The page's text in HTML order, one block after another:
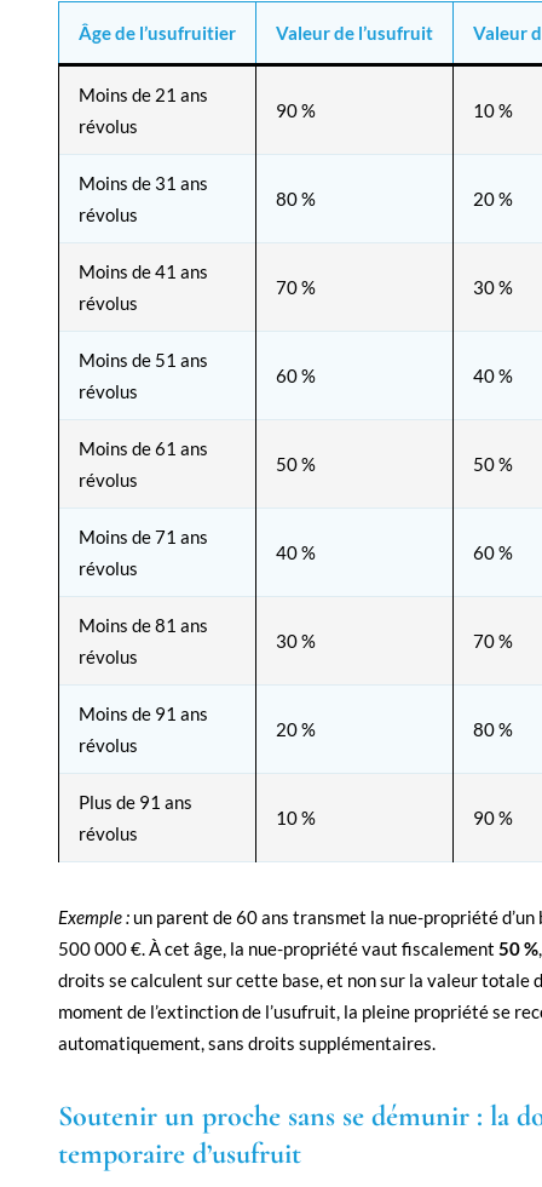
Âge de l’usufruitier Valeur de l’usufruit Valeur
Moins de 21 ans
révolus
90 % 10 %
Moins de 31 ans
révolus
80 % 20 %
Moins de 41 ans
révolus
70 % 30 %
Moins de 51 ans
révolus
60 % 40 %
Moins de 61 ans
révolus
50 % 50 %
Moins de 71 ans
révolus
40 % 60 %
Moins de 81 ans
révolus
30 % 70 %
Moins de 91 ans
révolus
20 % 80 %
Plus de 91 ans
révolus
10 % 90 %
Exemple : un parent de 60 ans transmet la nue-propriété d’un
500 000 €. À cet âge, la nue-propriété vaut fiscalement 50 %
droits se calculent sur cette base, et non sur la valeur totale
moment de l’extinction de l’usufruit, la pleine propriété se
automatiquement, sans droits supplémentaires.
Soutenir un proche sans se démunir : la
temporaire d’usufruit